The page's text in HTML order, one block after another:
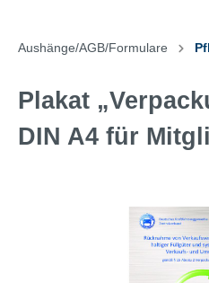
Aushänge/AGB/Formulare
Plakat
DIN A4 für